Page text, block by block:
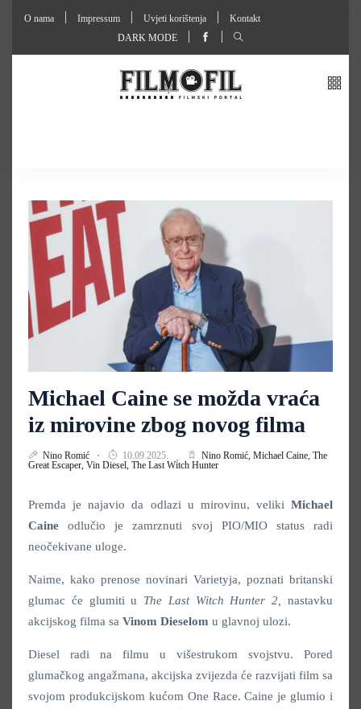
O nama Impressum Uvjeti korištenja
Kontakt
DARK MODE
Michael Caine se možda vraća
iz mirovine zbog novog filma
Nino Romić 10.09.2025. Nino Romić, Michael Caine, The
Great Escaper, Vin Diesel, The Last Witch Hunter
Premda je najavio da odlazi u mirovinu, veliki Michael
Caineodlučio je zamrznuti svoj PIO/MIO status radi
neočekivane uloge.
Naime, kako prenose novinari Varietyja, poznati britanski
glumac će glumiti u The Last Witch Hunter 2,nastavku
akcijskog filma sa Vinom Dieselom u glavnoj ulozi.
Diesel radi na filmu u višestrukom svojstvu. Pored
glumačkog angažmana, akcijska zvijezda će razvijati film sa
svojom produkcijskom kućom One Race. Caine je glumio i